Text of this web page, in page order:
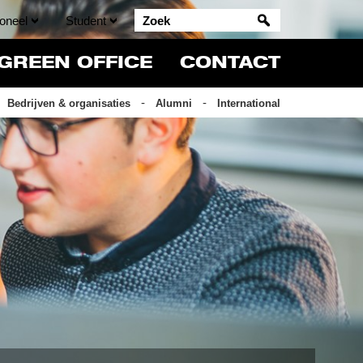
Student
OFFICE CONTACT
Bedrijven & organisaties Alumni International